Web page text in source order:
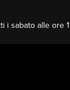
i sabato alle ore